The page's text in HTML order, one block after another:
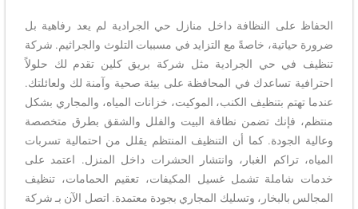
الحفاظ على النظافة داخل منازل حي الجرادية لم يعد رفاهية بل
ضرورة حياتية، خاصةً مع التزايد في مسببات التلوث والجراثيم. شركة
تنظيف في حي الجرادية مثل شركة بريق كلين تقدم لك حلولاً
احترافية تساعدك في المحافظة على بيئة صحية وآمنة لك ولعائلتك.
عندما تهتم بتنظيف الكنب، الموكيت، خزانات المياه، والمجاري بشكل
منتظم، فإنك تضمن نظافة البيت والفلل والشقق بطرق متخصصة
وعالية الجودة. كما أن التنظيف المنتظم يقلل من احتمالية تسربات
المياه، تراكم الغبار، وانتشار الحشرات داخل المنزل. اعتمد على
خدمات شاملة تشمل غسيل المكيفات، تعقيم الحمامات، تنظيف
المجالس بالبخار، وتسليك المجاري بجودة معتمدة. اتصل الآن بـ شركة